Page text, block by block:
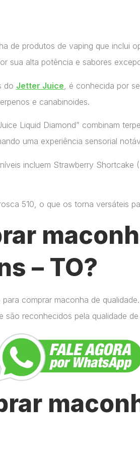
de produtos de vaping que inclui
sua alta potência e sabores
do Jetter Juice , é conhecida por
e canabinoides.
Liquid Diamond” combinam
uma experiência sensorial
incluem Strawberry
510, o que os torna versáteis
– TO?
comprar maconha de
são reconhecidos pela qualidade